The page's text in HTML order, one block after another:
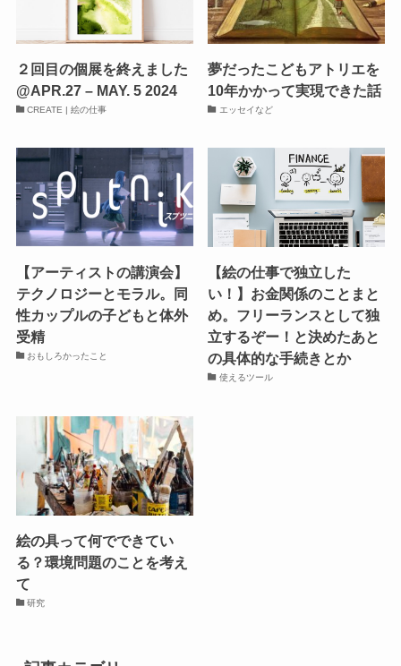
２回目の個展を終えました
@APR.27 – MAY. 5 2024
CREATE | 絵の仕事
夢だったこどもアトリエを
10年かかって実現できた話
エッセイなど
【アーティストの講演会】
テクノロジーとモラル。同
性カップルの子どもと体外
受精
おもしろかったこと
【絵の仕事で独立した
い！】お金関係のことまと
め。フリーランスとして独
立するぞー！と決めたあと
の具体的な手続きとか
使えるツール
絵の具って何でできてい
る？環境問題のことを考え
て
研究